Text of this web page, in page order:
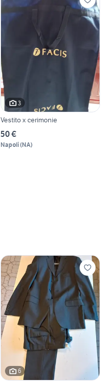
3
Vestito x cerimonie
50 €
Napoli(NA)
6